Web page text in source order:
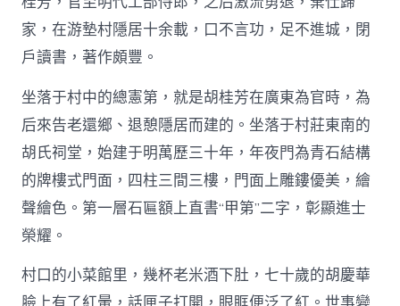
家，在游墊村隱居十余載，口不言功，足不進城，閉
戶讀書，著作頗豐。
坐落于村中的總憲第，就是胡桂芳在廣東為官時，為
后來告老還鄉、退憩隱居而建的。坐落于村莊東南的
胡氏祠堂，始建于明萬歷三十年，年夜門為青石結構
的牌樓式門面，四柱三間三樓，門面上雕鏤優美，繪
聲繪色。第一層石匾額上直書“甲第”二字，彰顯進士
榮耀。
村口的小菜館里，幾杯老米酒下肚，七十歲的胡慶華